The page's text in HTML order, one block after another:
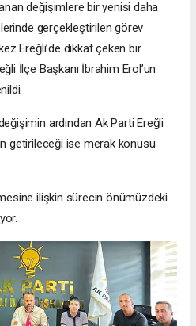
değişimlere bir yenisi daha
gerçekleştirilen görev
Ereğli’de dikkat çeken bir
İlçe Başkanı İbrahim Erol’un
ardından Ak Parti Ereğli
getirileceği ise merak konusu
ilişkin sürecin önümüzdeki